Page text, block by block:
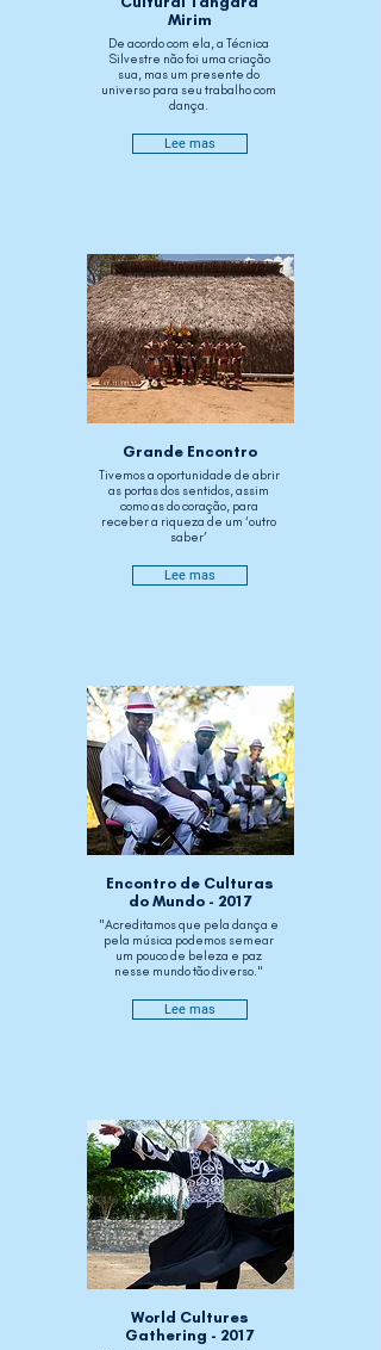
Mirim
De acordo com ela, a Técnica
Silvestre não foi uma criação
sua, mas um presente do
universo para seu trabalho com
dança.
Lee mas
Grande Encontro
Tivemos a oportunidade de abrir
as portas dos sentidos, assim
como as do coração, para
receber a riqueza de um ‘outro
saber’
Lee mas
Encontro de Culturas
do Mundo - 2017
"Acreditamos que pela dança e
pela música podemos semear
um pouco de beleza e paz
nesse mundo tão diverso."
Lee mas
World Cultures
Gathering - 2017